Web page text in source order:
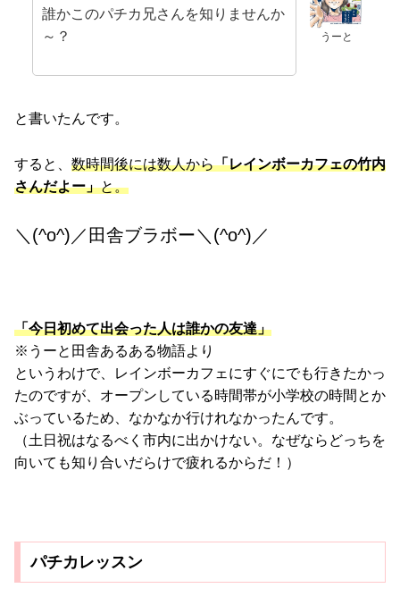
うーと
誰かこのパチカ兄さんを知りませんか
～？
と書いたんです。
すると、 数時間後には数人から「レインボーカフェの竹内
さんだよー」と。
＼(^o^)／田舎ブラボー＼(^o^)／
「今日初めて出会った人は誰かの友達」
※うーと田舎あるある物語より
というわけで、レインボーカフェにすぐにでも行きたかっ
たのですが、オープンしている時間帯が小学校の時間とか
ぶっているため、なかなか行けれなかったんです。
（土日祝はなるべく市内に出かけない。なぜならどっちを
向いても知り合いだらけで疲れるからだ！）
パチカレッスン